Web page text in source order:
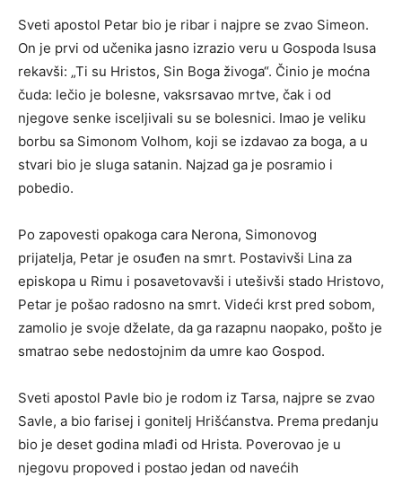
Sveti apostol Petar bio je ribar i najpre se zvao Simeon.
On je prvi od učenika jasno izrazio veru u Gospoda Isusa
rekavši: „Ti su Hristos, Sin Boga živoga“. Činio je moćna
čuda: lečio je bolesne, vaksrsavao mrtve, čak i od
njegove senke isceljivali su se bolesnici. Imao je veliku
borbu sa Simonom Volhom, koji se izdavao za boga, a u
stvari bio je sluga satanin. Najzad ga je posramio i
pobedio.
Po zapovesti opakoga cara Nerona, Simonovog
prijatelja, Petar je osuđen na smrt. Postavivši Lina za
episkopa u Rimu i posavetovavši i utešivši stado Hristovo,
Petar je pošao radosno na smrt. Videći krst pred sobom,
zamolio je svoje dželate, da ga razapnu naopako, pošto je
smatrao sebe nedostojnim da umre kao Gospod.
Sveti apostol Pavle bio je rodom iz Tarsa, najpre se zvao
Savle, a bio farisej i gonitelj Hrišćanstva. Prema predanju
bio je deset godina mlađi od Hrista. Poverovao je u
njegovu propoved i postao jedan od navećih